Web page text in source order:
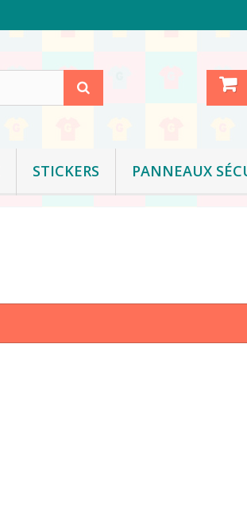
STICKERS PANNEAUX